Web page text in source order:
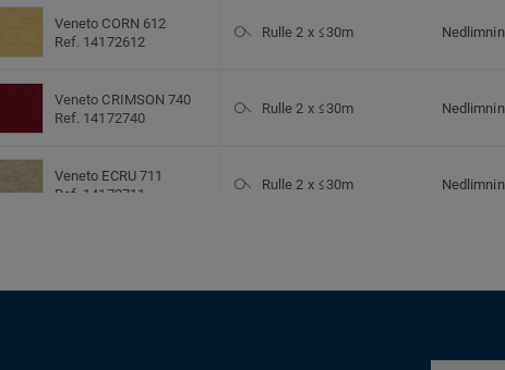
Veneto CORN 612
Ref. 14172612
Rulle 2 x ≤30m
Veneto CRIMSON 740
Ref. 14172740
Rulle 2 x ≤30m
Veneto ECRU 711
Ref. 14172711
Rulle 2 x ≤30m